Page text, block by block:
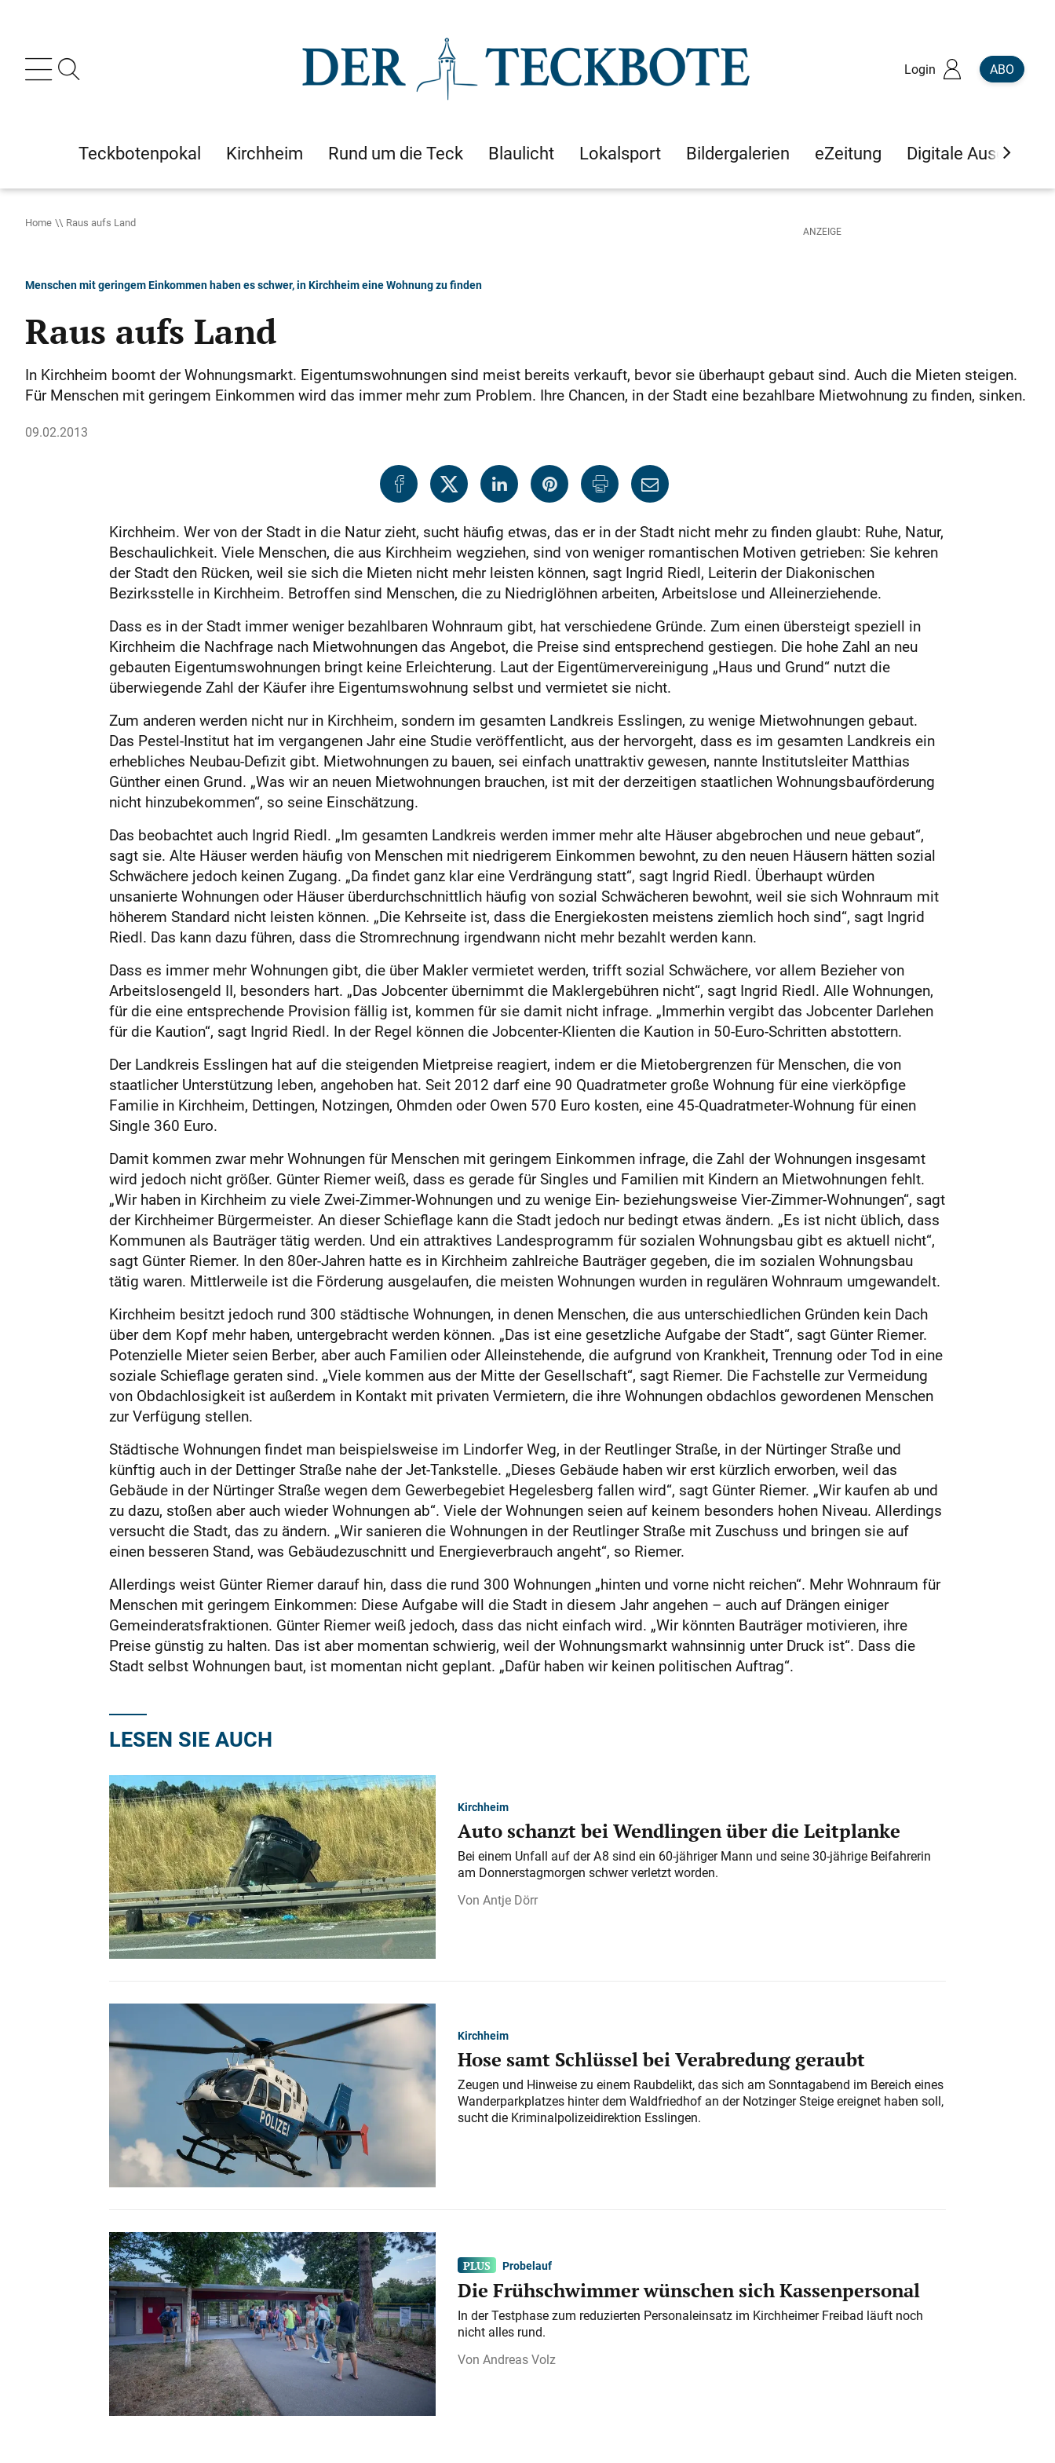
Login ABO
Teckbotenpokal Kirchheim Rund um die Teck Blaulicht Lokalsport Bildergalerien eZeitung Digitale Ausgaben
Home Raus aufs Land
Menschen mit geringem Einkommen haben es schwer, in Kirchheim eine Wohnung zu finden
Raus aufs Land
In Kirchheim boomt der Wohnungsmarkt. Eigentumswohnungen sind meist bereits verkauft, bevor sie überhaupt gebaut sind. Auch die Mieten steigen.
Für Menschen mit geringem Einkommen wird das immer mehr zum Problem. Ihre Chancen, in der Stadt eine bezahlbare Mietwohnung zu ­finden, sinken.
09.02.2013
Kirchheim. Wer von der Stadt in die Natur zieht, sucht häufig etwas, das er in der Stadt nicht mehr zu finden glaubt: Ruhe, Natur,
Beschaulichkeit. Viele Menschen, die aus Kirchheim wegziehen, sind von weniger romantischen Motiven getrieben: Sie kehren
der Stadt den Rücken, weil sie sich die Mieten nicht mehr leisten können, sagt Ingrid Riedl, Leiterin der Diakonischen
Bezirksstelle in Kirchheim. Betroffen sind Menschen, die zu Niedriglöhnen arbeiten, Arbeitslose und Alleinerziehende.
Dass es in der Stadt immer weniger bezahlbaren Wohnraum gibt, hat verschiedene Gründe. Zum einen übersteigt speziell in
Kirchheim die Nachfrage nach Mietwohnungen das Angebot, die Preise sind entsprechend gestiegen. Die hohe Zahl an neu
gebauten Eigentumswohnungen bringt keine Erleichterung. Laut der Eigentümervereinigung „Haus und Grund“ nutzt die
überwiegende Zahl der Käufer ihre Eigentumswohnung selbst und vermietet sie nicht.
Zum anderen werden nicht nur in Kirchheim, sondern im gesamten Landkreis Esslingen, zu wenige Mietwohnungen gebaut.
Das Pestel-Institut hat im vergangenen Jahr eine Studie veröffentlicht, aus der hervorgeht, dass es im gesamten Landkreis ein
erhebliches Neubau-Defizit gibt. Mietwohnungen zu bauen, sei einfach unattraktiv gewesen, nannte Institutsleiter Matthias
Günther ei­nen Grund. „Was wir an neuen Mietwohnungen brauchen, ist mit der derzeitigen staatlichen Wohnungsbauförderung
nicht hinzubekommen“, so seine Einschätzung.
Das beobachtet auch Ingrid Riedl. „Im gesamten Landkreis werden immer mehr alte Häuser abgebrochen und neue gebaut“,
sagt sie. Alte Häuser werden häufig von Menschen mit niedrigerem Einkommen bewohnt, zu den neuen Häusern hätten sozial
Schwächere jedoch keinen Zugang. „Da findet ganz klar eine Verdrängung statt“, sagt Ingrid Riedl. Überhaupt würden
unsanierte Wohnungen oder Häuser überdurchschnittlich häufig von sozial Schwächeren bewohnt, weil sie sich Wohnraum mit
höherem Standard nicht leisten können. „Die Kehrseite ist, dass die Energiekosten meistens ziemlich hoch sind“, sagt Ingrid
Riedl. Das kann dazu führen, dass die Stromrechnung irgendwann nicht mehr bezahlt werden kann.
Dass es immer mehr Wohnungen gibt, die über Makler vermietet werden, trifft sozial Schwächere, vor allem Bezieher von
Arbeitslosengeld II, besonders hart. „Das Jobcenter übernimmt die Maklergebühren nicht“, sagt Ingrid Riedl. Alle Wohnungen,
für die eine entsprechende Provision fällig ist, kommen für sie damit nicht infrage. „Immerhin vergibt das Jobcenter Darlehen
für die Kaution“, sagt Ingrid Riedl. In der Regel können die Jobcenter-Klienten die Kaution in 50-Euro-Schritten abstottern.
Der Landkreis Esslingen hat auf die steigenden Mietpreise reagiert, indem er die Mietobergrenzen für Menschen, die von
staatlicher Unterstützung leben, angehoben hat. Seit 2012 darf eine 90 Quadratmeter große Wohnung für eine vierköpfige
Familie in Kirchheim, Dettingen, Notzingen, Ohmden oder Owen 570 Euro kosten, eine 45-Quadratmeter-Wohnung für einen
Single 360 Euro.
Damit kommen zwar mehr Wohnungen für Menschen mit geringem Einkommen infrage, die Zahl der Wohnungen insgesamt
wird jedoch nicht größer. Günter Riemer weiß, dass es gerade für Singles und Familien mit Kindern an Mietwohnungen fehlt.
„Wir haben in Kirchheim zu viele Zwei-Zimmer-Wohnungen und zu wenige Ein- beziehungsweise Vier-Zimmer-Wohnungen“, sagt
der Kirchheimer Bürgermeister. An dieser Schieflage kann die Stadt jedoch nur bedingt etwas ändern. „Es ist nicht üblich, dass
Kommunen als Bauträger tätig werden. Und ein attraktives Landesprogramm für sozialen Wohnungsbau gibt es aktuell nicht“,
sagt Günter Riemer. In den 80er-Jahren hatte es in Kirchheim zahlreiche Bauträger gegeben, die im sozialen Wohnungsbau
tätig waren. Mittlerweile ist die Förderung ausgelaufen, die meisten Wohnungen wurden in regulären Wohnraum umgewandelt.
Kirchheim besitzt jedoch rund 300 städtische Wohnungen, in denen Menschen, die aus unterschiedlichen Gründen kein Dach
über dem Kopf mehr haben, untergebracht werden können. „Das ist eine gesetzliche Aufgabe der Stadt“, sagt Günter Riemer.
Potenzielle Mieter seien Berber, aber auch Familien oder Alleinstehende, die aufgrund von Krankheit, Trennung oder Tod in eine
soziale Schieflage geraten sind. „Viele kommen aus der Mitte der Gesellschaft“, sagt Riemer. Die Fachstelle zur Vermeidung
von Obdachlosigkeit ist außerdem in Kontakt mit privaten Vermietern, die ihre Wohnungen obdachlos gewordenen Menschen
zur Verfügung stellen.
Städtische Wohnungen findet man beispielsweise im Lindorfer Weg, in der Reutlinger Straße, in der Nürtinger Straße und
künftig auch in der Dettinger Straße nahe der Jet-Tankstelle. „Dieses Gebäude haben wir erst kürzlich erworben, weil das
Gebäude in der Nürtinger Straße wegen dem Gewerbegebiet Hegelesberg fallen wird“, sagt Günter Riemer. „Wir kaufen ab und
zu dazu, stoßen aber auch wieder Wohnungen ab“. Viele der Wohnungen seien auf keinem besonders hohen Niveau. Allerdings
versucht die Stadt, das zu ändern. „Wir sanieren die Wohnungen in der Reutlinger Straße mit Zuschuss und bringen sie auf
einen besseren Stand, was Gebäudezuschnitt und Energieverbrauch angeht“, so Riemer.
Allerdings weist Günter Riemer darauf hin, dass die rund 300 Wohnungen „hinten und vorne nicht reichen“. Mehr Wohnraum für
Menschen mit geringem Einkommen: Diese Aufgabe will die Stadt in diesem Jahr angehen – auch auf Drängen einiger
Gemeinderatsfraktionen. Günter Riemer weiß jedoch, dass das nicht einfach wird. „Wir könnten Bauträger motivieren, ihre
Preise günstig zu halten. Das ist aber momentan schwierig, weil der Wohnungsmarkt wahnsinnig unter Druck ist“. Dass die
Stadt selbst Wohnungen baut, ist momentan nicht geplant. „Dafür haben wir keinen politischen Auftrag“.
LESEN SIE AUCH
Kirchheim
Auto schanzt bei Wendlingen über die Leitplanke
Bei einem Unfall auf der A 8 sind ein 60-jähriger Mann und seine 30-jährige Beifahrerin
am Donnerstagmorgen schwer verletzt worden.
Antje Dörr
Kirchheim
Hose samt Schlüssel bei Verabredung geraubt
Zeugen und Hinweise zu einem Raubdelikt, das sich am Sonntagabend im Bereich eines
Wanderparkplatzes hinter dem Waldfriedhof an der Notzinger Steige ereignet haben soll,
sucht die Kriminalpolizeidirektion Esslingen.
Probelauf
Die Frühschwimmer wünschen sich Kassenpersonal
In der Testphase zum reduzierten Personaleinsatz im Kirchheimer Freibad läuft noch
nicht alles rund.
Andreas Volz